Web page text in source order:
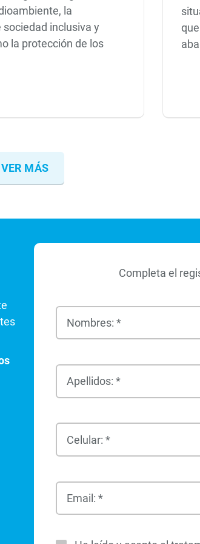
la
inclusiva y
la protección de los
VER MÁS
Completa el
Nombres: *
Apellidos: *
Celular: *
Email: *